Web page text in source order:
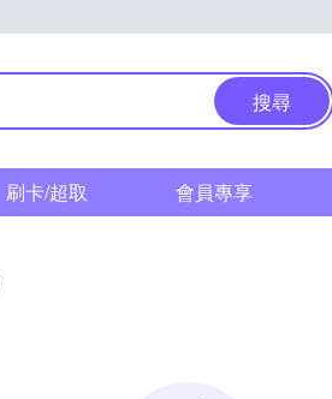
搜尋
刷卡/超取 會員專享